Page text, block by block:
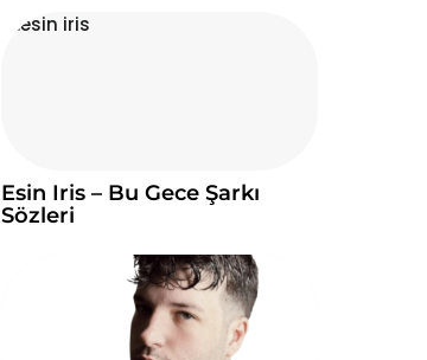
Esin Iris – Bu Gece Şarkı
Sözleri